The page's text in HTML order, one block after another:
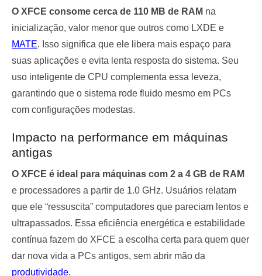
O XFCE consome cerca de 110 MB de RAM na
inicialização, valor menor que outros como LXDE e
MATE. Isso significa que ele libera mais espaço para
suas aplicações e evita lenta resposta do sistema. Seu
uso inteligente de CPU complementa essa leveza,
garantindo que o sistema rode fluido mesmo em PCs
com configurações modestas.
Impacto na performance em máquinas
antigas
O XFCE é ideal para máquinas com 2 a 4 GB de RAM
e processadores a partir de 1.0 GHz. Usuários relatam
que ele “ressuscita” computadores que pareciam lentos e
ultrapassados. Essa eficiência energética e estabilidade
contínua fazem do XFCE a escolha certa para quem quer
dar nova vida a PCs antigos, sem abrir mão da
produtividade.